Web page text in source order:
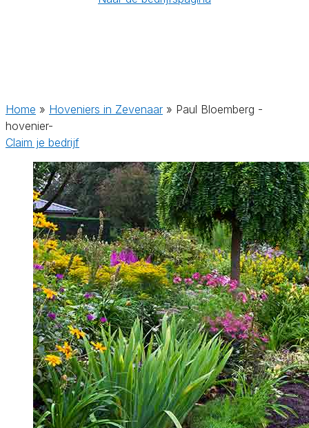
Home » Hoveniers in Zevenaar » Paul Bloemberg -
hovenier-
Claim je bedrijf